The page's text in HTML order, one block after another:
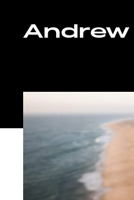
Modelos
Búsqueda
Descubrir